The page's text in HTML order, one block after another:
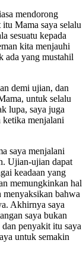
mendorong
itu Mama saya selalu
sesuatu kepada
kita menjauhi
ada yang mustahil
demi ujian, dan
untuk selalu
lupa, saya juga
ketika menjalani
saya menjalani
Ujian-ujian dapat
keadaan yang
memungkinkan hal
menyaksikan bahwa
Akhirnya saya
saya bukan
penyakit itu saya
untuk semakin